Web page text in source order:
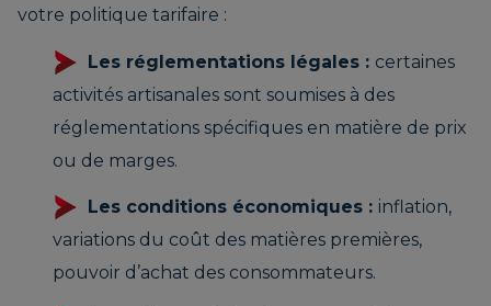
votre politique tarifaire :
Les réglementations légales : certaines
activités artisanales sont soumises à des
réglementations spécifiques en matière de prix
ou de marges.
Les conditions économiques : inflation,
variations du coût des matières premières,
pouvoir d’achat des consommateurs.